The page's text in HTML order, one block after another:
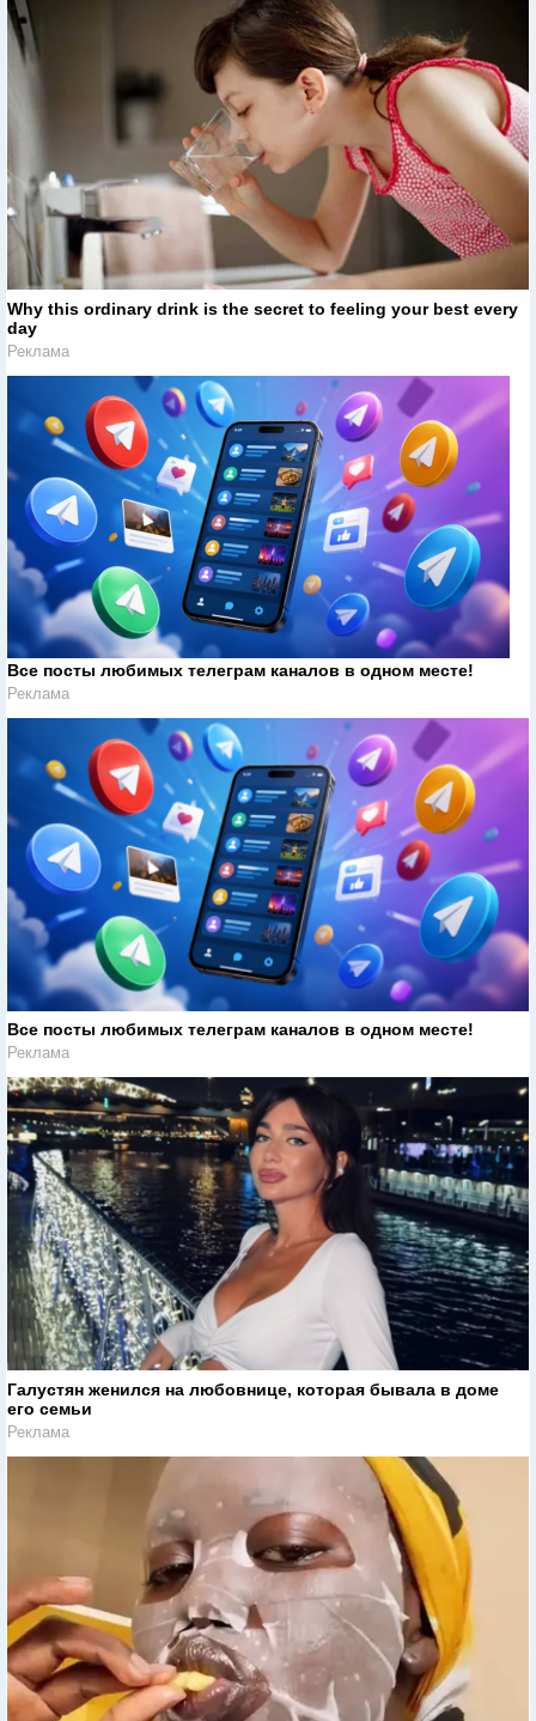
Why this ordinary drink is the secret to feeling your best every
day
Реклама
Все посты любимых телеграм каналов в одном месте!
Реклама
Все посты любимых телеграм каналов в одном месте!
Реклама
Галустян женился на любовнице, которая бывала в доме
его семьи
Реклама